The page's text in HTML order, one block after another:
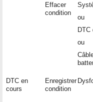
Effacer
condition
ou
DTC
ou
DTC en
cours
Enregistrer
condition